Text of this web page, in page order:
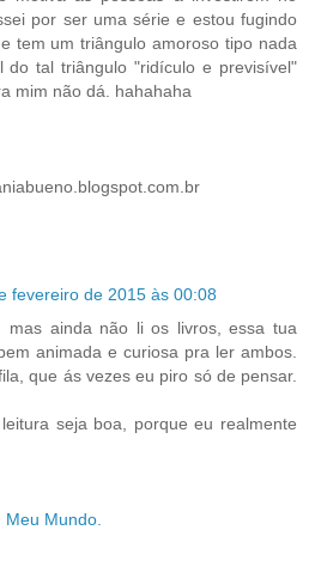
por ser uma série e estou fugindo
tem um triângulo amoroso tipo nada
tal triângulo "ridículo e previsível"
mim não dá. hahahaha
fevereiro de 2015 às 00:08
mas ainda não li os livros, essa tua
animada e curiosa pra ler ambos.
que ás vezes eu piro só de pensar.
seja boa, porque eu realmente
Mundo.